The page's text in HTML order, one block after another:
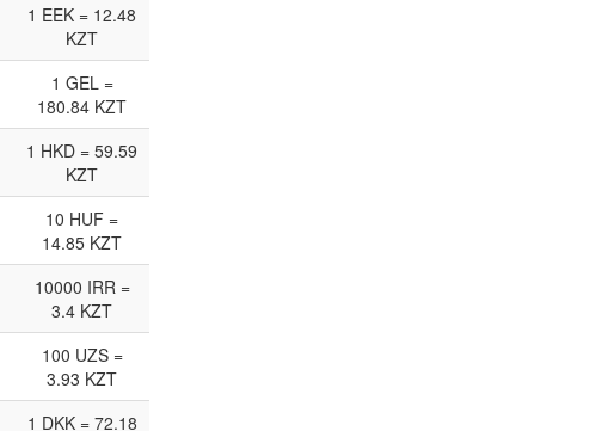
1 EEK = 12.48
KZT
1 GEL =
180.84 KZT
1 HKD = 59.59
KZT
10 HUF =
14.85 KZT
10000 IRR =
3.4 KZT
100 UZS =
3.93 KZT
1 DKK = 72.18